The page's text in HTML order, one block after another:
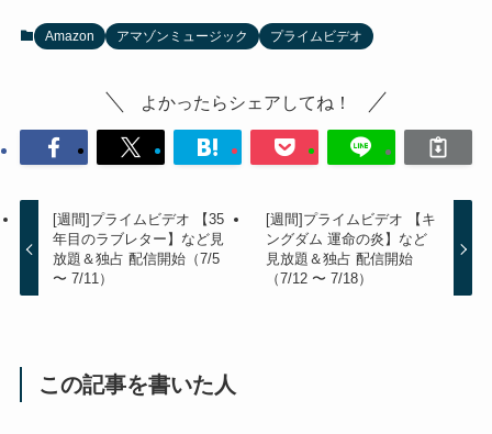
Amazon アマゾンミュージック プライムビデオ
よかったらシェアしてね！
[週間]プライムビデオ 【35
年目のラブレター】など見
放題＆独占 配信開始（7/5
〜 7/11）
[週間]プライムビデオ 【キ
ングダム 運命の炎】など
見放題＆独占 配信開始
（7/12 〜 7/18）
この記事を書いた人